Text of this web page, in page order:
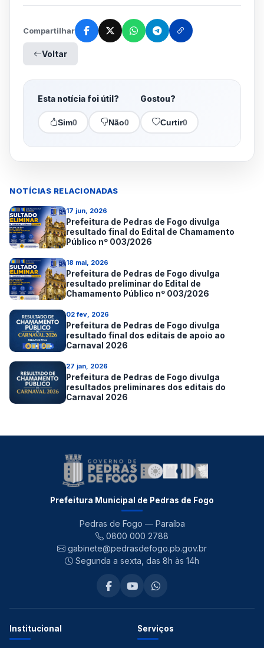
Compartilhar
Voltar
Esta notícia foi útil?
Sim0 Não0
Gostou?
Curtir0
NOTÍCIAS RELACIONADAS
17 jun, 2026
Prefeitura de Pedras de Fogo divulga
resultado final do Edital de Chamamento
Público nº 003/2026
18 mai, 2026
Prefeitura de Pedras de Fogo divulga
resultado preliminar do Edital de
Chamamento Público nº 003/2026
02 fev, 2026
Prefeitura de Pedras de Fogo divulga
resultado final dos editais de apoio ao
Carnaval 2026
27 jan, 2026
Prefeitura de Pedras de Fogo divulga
resultados preliminares dos editais do
Carnaval 2026
Prefeitura Municipal de Pedras de Fogo
Pedras de Fogo — Paraíba
0800 000 2788
gabinete@pedrasdefogo.pb.gov.br
Segunda a sexta, das 8h às 14h
Institucional Serviços